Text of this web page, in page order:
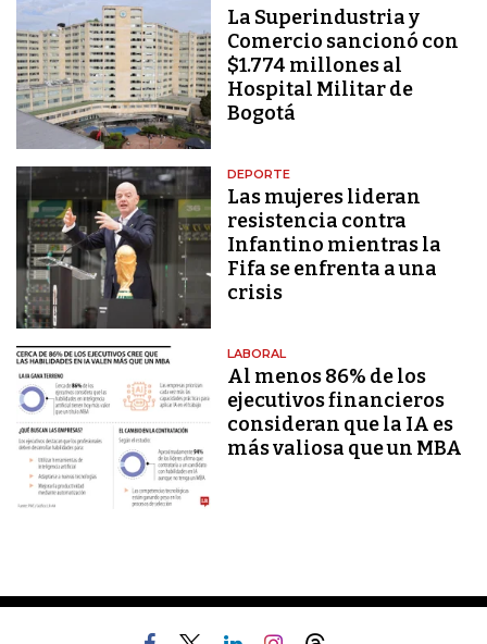
La Superindustria y
Comercio sancionó con
$1.774 millones al
Hospital Militar de
Bogotá
DEPORTE
Las mujeres lideran
resistencia contra
Infantino mientras la
Fifa se enfrenta a una
crisis
LABORAL
Al menos 86% de los
ejecutivos financieros
consideran que la IA es
más valiosa que un MBA